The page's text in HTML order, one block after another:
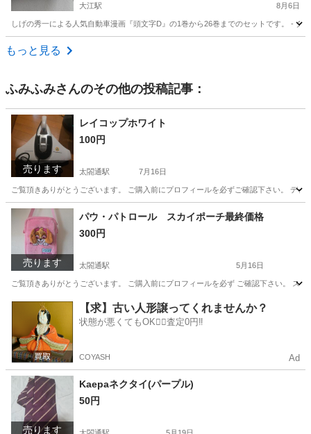
大江駅 8月6日
しげの秀一による人気自動車漫画『頭文字D』の1巻から26巻までのセットです。 -
愛知 名古屋市
もっと見る
ふみふみさんのその他の投稿記事：
売ります
レイコップホワイト
100円
太閤通駅 7月16日
ご覧頂きありがとうございます。 ご購入前にプロフィールを必ずご確認下さい。 デ
愛知 名古屋市 太閤通駅 レイコップ
売ります
パウ・パトロール スカイポーチ最終価格
300円
太閤通駅 5月16日
ご覧頂きありがとうございます。 ご購入前にプロフィールを必ず ご確認下さい。 ス
愛知 名古屋市 太閤通駅 キッズ用品 スカイ
【求】古い人形譲ってくれませんか？
状態が悪くてもOK🙆‍♀️査定0円‼️
COYASH Ad
売ります
Kaepaネクタイ(パープル)
50円